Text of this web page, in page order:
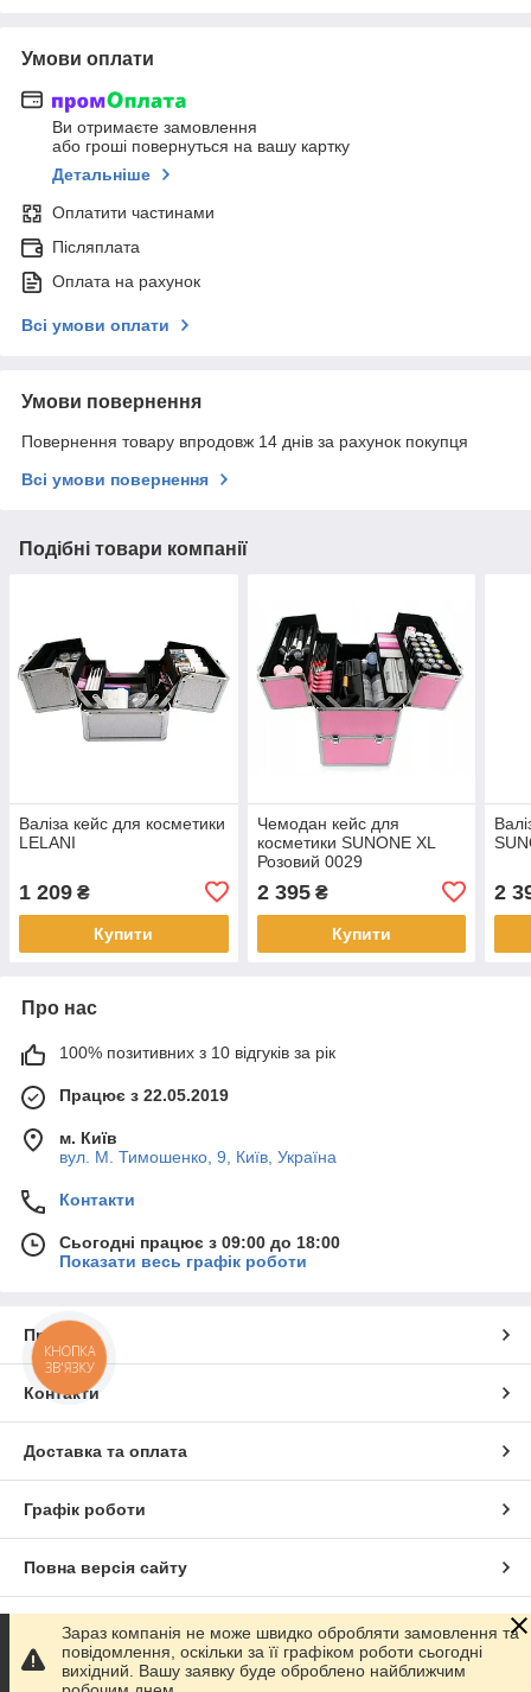
Умови оплати
Ви отримаєте замовлення
або гроші повернуться на вашу картку
Детальніше
Оплатити частинами
Післяплата
Оплата на рахунок
Всі умови оплати
Умови повернення
Повернення товару впродовж 14 днів за рахунок покупця
Всі умови повернення
Подібні товари компанії
Валіза кейс для косметики
LELANI
1 209 ₴
Купити
Чемодан кейс для
косметики SUNONE XL
Розовий 0029
2 395₴
Купити
2
Про нас
100% позитивних з 10 відгуків за рік
Працює з 22.05.2019
м. Київ
вул. М. Тимошенко, 9, Київ, Україна
Контакти
Сьогодні працює з 09:00 до 18:00
Показати весь графік роботи
Про нас
Контакти
Доставка та оплата
Графік роботи
Повна версія сайту
Сайт створено на маркетплейсі Prom.ua
Політика конфіденційності
Зараз компанія не може швидко обробляти замовлення та
повідомлення, оскільки за її графіком роботи сьогодні
вихідний. Вашу заявку буде оброблено найближчим
КНОПКА
ЗВ'ЯЗКУ